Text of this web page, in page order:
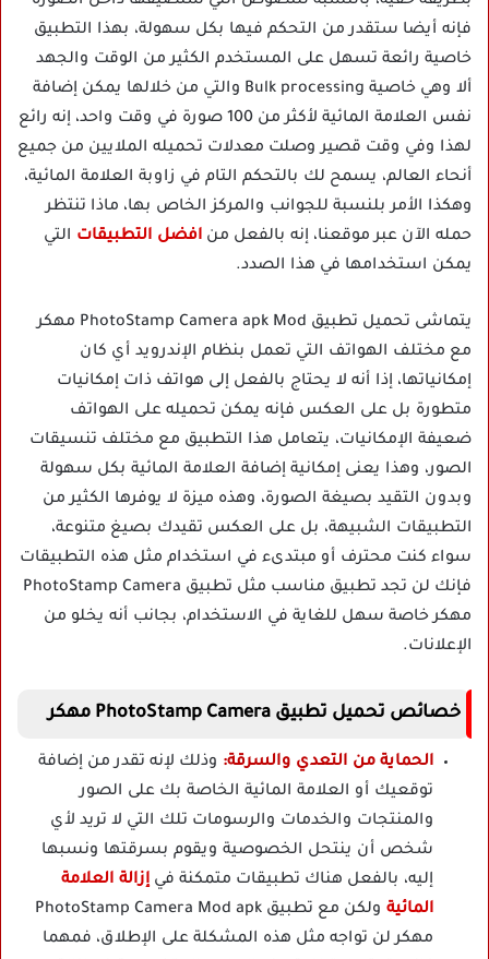
فإنه أيضا ستقدر من التحكم فيها بكل سهولة، بهذا التطبيق
خاصية رائعة تسهل على المستخدم الكثير من الوقت والجهد
ألا وهي خاصية Bulk processing والتي من خلالها يمكن إضافة
نفس العلامة المائية لأكثر من 100 صورة في وقت واحد، إنه رائع
لهذا وفي وقت قصير وصلت معدلات تحميله الملايين من جميع
أنحاء العالم، يسمح لك بالتحكم التام في زاوبة العلامة المائية،
وهكذا الأمر بلنسبة للجوانب والمركز الخاص بها، ماذا تنتظر
حمله الآن عبر موقعنا، إنه بالفعل من افضل التطبيقات التي
يمكن استخدامها في هذا الصدد.
يتماشى تحميل تطبيق PhotoStamp Camera apk Mod مهكر
مع مختلف الهواتف التي تعمل بنظام الإندرويد أي كان
إمكانياتها، إذا أنه لا يحتاج بالفعل إلى هواتف ذات إمكانيات
متطورة بل على العكس فإنه يمكن تحميله على الهواتف
ضعيفة الإمكانيات، يتعامل هذا التطبيق مع مختلف تنسيقات
الصور، وهذا يعنى إمكانية إضافة العلامة المائية بكل سهولة
وبدون التقيد بصيغة الصورة، وهذه ميزة لا يوفرها الكثير من
التطبيقات الشبيهة، بل على العكس تقيدك بصيغ متنوعة،
سواء كنت محترف أو مبتدىء في استخدام مثل هذه التطبيقات
فإنك لن تجد تطبيق مناسب مثل تطبيق PhotoStamp Camera
مهكر خاصة سهل للغاية في الاستخدام، بجانب أنه يخلو من
الإعلانات.
خصائص تحميل تطبيق PhotoStamp Camera مهكر
الحماية من التعدي والسرقة: وذلك لإنه تقدر من إضافة
توقعيك أو العلامة المائية الخاصة بك على الصور
والمنتجات والخدمات والرسومات تلك التي لا تريد لأي
شخص أن ينتحل الخصوصية ويقوم بسرقتها ونسبها
إليه، بالفعل هناك تطبيقات متمكنة فيإزالة العلامة
المائية
ولكن مع تطبيق PhotoStamp Camera Mod apk
مهكر لن تواجه مثل هذه المشكلة على الإطلاق، فمهما